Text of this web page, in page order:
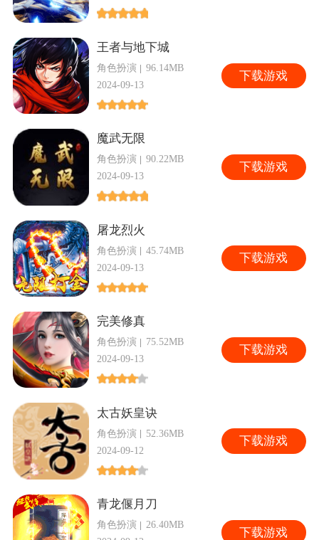
王者与地下城
角色扮演
96.14MB
2024-09-13
下载游戏
魔武无限
角色扮演
90.22MB
2024-09-13
下载游戏
屠龙烈火
角色扮演
45.74MB
2024-09-13
下载游戏
完美修真
角色扮演
75.52MB
2024-09-13
下载游戏
太古妖皇诀
角色扮演
52.36MB
2024-09-12
下载游戏
青龙偃月刀
角色扮演
26.40MB
下载游戏